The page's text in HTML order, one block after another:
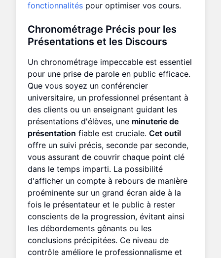
fonctionnalités pour optimiser vos cours.
Chronométrage Précis pour les
Présentations et les Discours
Un chronométrage impeccable est essentiel
pour une prise de parole en public efficace.
Que vous soyez un conférencier
universitaire, un professionnel présentant à
des clients ou un enseignant guidant les
présentations d'élèves, une minuterie de
présentation fiable est cruciale. Cet outil
offre un suivi précis, seconde par seconde,
vous assurant de couvrir chaque point clé
dans le temps imparti. La possibilité
d'afficher un compte à rebours de manière
proéminente sur un grand écran aide à la
fois le présentateur et le public à rester
conscients de la progression, évitant ainsi
les débordements gênants ou les
conclusions précipitées. Ce niveau de
contrôle améliore le professionnalisme et